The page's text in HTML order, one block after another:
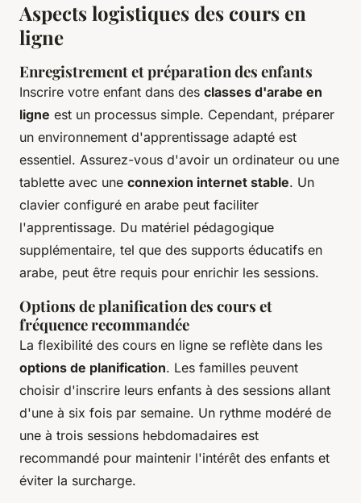
Aspects logistiques des cours en
ligne
Enregistrement et préparation des enfants
Inscrire votre enfant dans des classes d'arabe en
ligne est un processus simple. Cependant, préparer
un environnement d'apprentissage adapté est
essentiel. Assurez-vous d'avoir un ordinateur ou une
tablette avec une connexion internet stable. Un
clavier configuré en arabe peut faciliter
l'apprentissage. Du matériel pédagogique
supplémentaire, tel que des supports éducatifs en
arabe, peut être requis pour enrichir les sessions.
Options de planification des cours et
fréquence recommandée
La flexibilité des cours en ligne se reflète dans les
options de planification. Les familles peuvent
choisir d'inscrire leurs enfants à des sessions allant
d'une à six fois par semaine. Un rythme modéré de
une à trois sessions hebdomadaires est
recommandé pour maintenir l'intérêt des enfants et
éviter la surcharge.